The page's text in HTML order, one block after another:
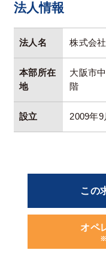
法人情報
法人名 株式会
本部所在
地
大阪市
階
設立 2009年9
この
オペ
※